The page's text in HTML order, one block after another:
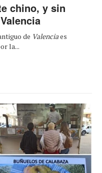
chino, y sin
de Valenciaes
la...